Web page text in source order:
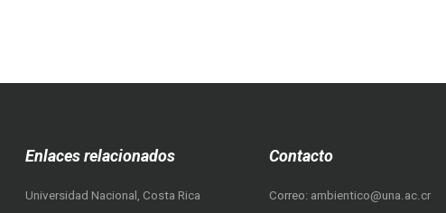
Enlaces relacionados
Universidad Nacional, Costa Rica
Contacto
Correo: ambientico@una.ac.cr